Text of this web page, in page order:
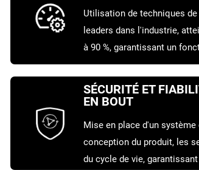
Utilisation de techniques
leaders dans l'industrie,
à 90 %, garantissant un
système et maximisant la
SÉCURITÉ ET
EN BOUT
Mise en place d'un
conception du produit, les
du cycle de vie,